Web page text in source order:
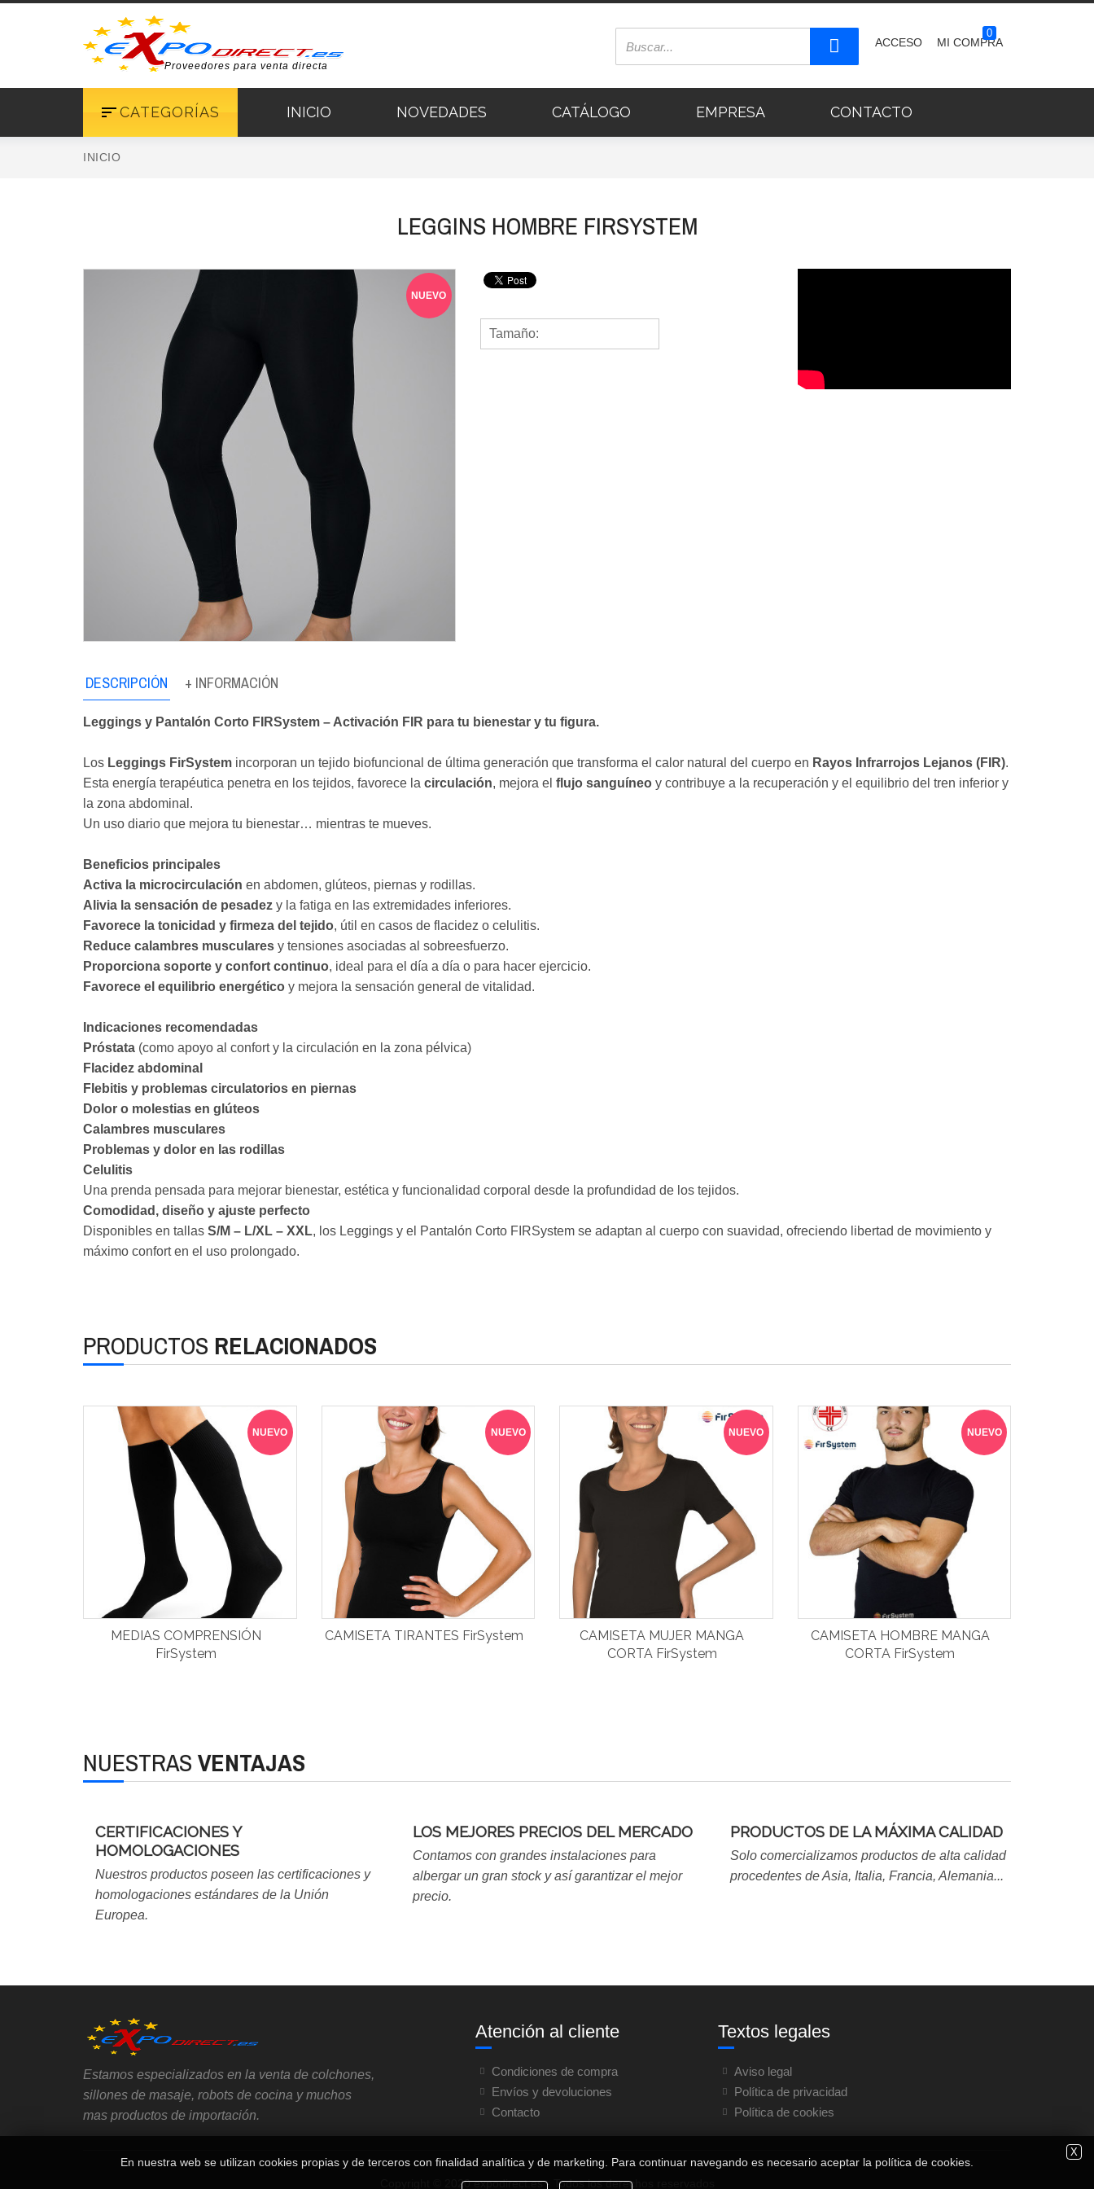
Proveedores para venta directa
ACCESO
0
MI COMPRA
INICIO NOVEDADES CATÁLOGO EMPRESA CONTACTO
CATEGORÍAS
INICIO
LEGGINS HOMBRE FIRSYSTEM
NUEVO
DESCRIPCIÓN + INFORMACIÓN
Leggings y Pantalón Corto FIRSystem – Activación FIR para tu bienestar y tu figura.
Los Leggings FirSystem incorporan un tejido biofuncional de última generación que transforma el calor natural del cuerpo en Rayos Infrarrojos Lejanos (FIR).
Esta energía terapéutica penetra en los tejidos, favorece la circulación, mejora el flujo sanguíneo y contribuye a la recuperación y el equilibrio del tren inferior y
la zona abdominal.
Un uso diario que mejora tu bienestar… mientras te mueves.
Beneficios principales
Activa la microcirculación en abdomen, glúteos, piernas y rodillas.
Alivia la sensación de pesadez y la fatiga en las extremidades inferiores.
Favorece la tonicidad y firmeza del tejido, útil en casos de flacidez o celulitis.
Reduce calambres musculares y tensiones asociadas al sobreesfuerzo.
Proporciona soporte y confort continuo, ideal para el día a día o para hacer ejercicio.
Favorece el equilibrio energético y mejora la sensación general de vitalidad.
Indicaciones recomendadas
Próstata (como apoyo al confort y la circulación en la zona pélvica)
Flacidez abdominal
Flebitis y problemas circulatorios en piernas
Dolor o molestias en glúteos
Calambres musculares
Problemas y dolor en las rodillas
Celulitis
Una prenda pensada para mejorar bienestar, estética y funcionalidad corporal desde la profundidad de los tejidos.
Comodidad, diseño y ajuste perfecto
Disponibles en tallas S/M – L/XL – XXL, los Leggings y el Pantalón Corto FIRSystem se adaptan al cuerpo con suavidad, ofreciendo libertad de movimiento y
máximo confort en el uso prolongado.
PRODUCTOS RELACIONADOS
NUEVO
MEDIAS COMPRENSIÓN
FirSystem
NUEVO
CAMISETA TIRANTES FirSystem
NUEVO
CAMISETA MUJER MANGA
CORTA FirSystem
NUEVO
CAMISETA HOMBRE MANGA
CORTA FirSystem
NUESTRAS VENTAJAS
CERTIFICACIONES Y
HOMOLOGACIONES
Nuestros productos poseen las certificaciones y
homologaciones estándares de la Unión
Europea.
LOS MEJORES PRECIOS DEL MERCADO
Contamos con grandes instalaciones para
albergar un gran stock y así garantizar el mejor
precio.
PRODUCTOS DE LA MÁXIMA CALIDAD
Solo comercializamos productos de alta calidad
procedentes de Asia, Italia, Francia, Alemania...
Estamos especializados en la venta de colchones,
sillones de masaje, robots de cocina y muchos
mas productos de importación.
Atención al cliente
Condiciones de compra
Envíos y devoluciones
Contacto
Textos legales
Aviso legal
Política de privacidad
Política de cookies
Copyright © 2020 expodirect.es - Todos los derechos reservados
X
En nuestra web se utilizan cookies propias y de terceros con finalidad analítica y de marketing. Para continuar navegando es necesario aceptar la política de cookies.